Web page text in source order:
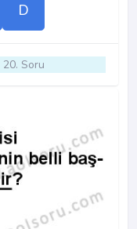
D
20. Soru